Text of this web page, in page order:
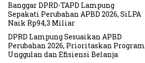
Banggar DPRD-TAPD Lampung
Sepakati Perubahan APBD 2026, SiLPA
Naik Rp94,3 Miliar
DPRD Lampung Sesuaikan APBD
Perubahan 2026, Prioritaskan Program
Unggulan dan Efisiensi Belanja